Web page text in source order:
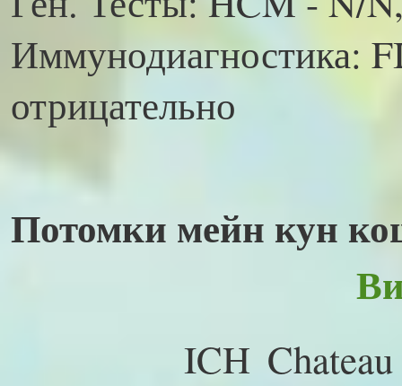
Иммунодиагностика:
отрицательно
Потомки мейн кун
ICH Chateau